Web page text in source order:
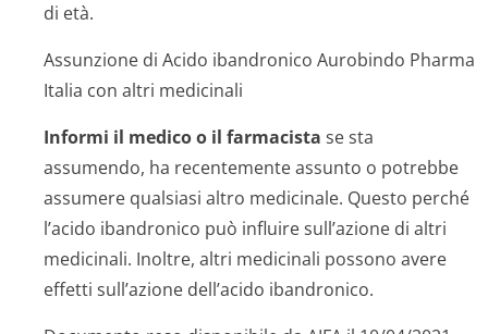
di età.
Assunzione di Acido ibandronico Aurobindo Pharma
Italia con altri medicinali
Informi il medico o il farmacista se sta
assumendo, ha recentemente assunto o potrebbe
assumere qualsiasi altro medicinale. Questo perché
l’acido ibandronico può influire sull’azione di altri
medicinali. Inoltre, altri medicinali possono avere
effetti sull’azione dell’acido ibandronico.